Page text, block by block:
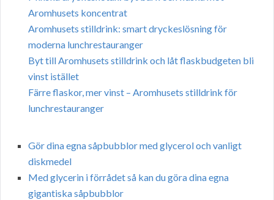
Aromhusets koncentrat
Aromhusets stilldrink: smart dryckeslösning för
moderna lunchrestauranger
Byt till Aromhusets stilldrink och låt flaskbudgeten bli
vinst istället
Färre flaskor, mer vinst – Aromhusets stilldrink för
lunchrestauranger
Gör dina egna såpbubblor med glycerol och vanligt
diskmedel
Med glycerin i förrådet så kan du göra dina egna
gigantiska såpbubblor